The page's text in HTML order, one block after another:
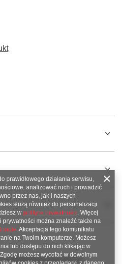
KAROlineZielonaGora
prawidłowego działania serwisu,
analizować ruch i prowadzić
przez nas, jak i naszych
służą również do personalizacji
w polityce prywatności. Więcej
można znaleźć także na
. Akceptacja tego komunikatu
na Twoim komputerze. Możesz
lub dostępu do nich klikając w
możesz wycofać w dowolnym